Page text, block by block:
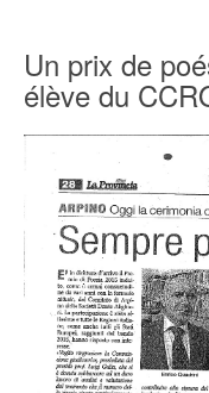
Un prix de
élève du